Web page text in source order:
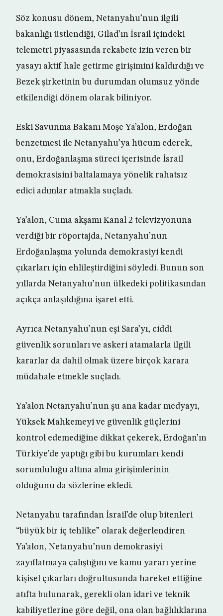
Söz konusu dönem, Netanyahu’nun ilgili
bakanlığı üstlendiği, Gilad’ın İsrail içindeki
telemetri piyasasında rekabete izin veren bir
yasayı aktif hale getirme girişimini kaldırdığı ve
Bezek şirketinin bu durumdan olumsuz yönde
etkilendiği dönem olarak biliniyor.
Eski Savunma Bakanı Moşe Ya’alon, Erdoğan
benzetmesi ile Netanyahu’ya hücum ederek,
onu, Erdoğanlaşma süreci içerisinde İsrail
demokrasisini baltalamaya yönelik rahatsız
edici adımlar atmakla suçladı.
Ya’alon, Cuma akşamı Kanal 2 televizyonuna
verdiği bir röportajda, Netanyahu’nun
Erdoğanlaşma yolunda demokrasiyi kendi
çıkarları için ehlileştirdiğini söyledi. Bunun son
yıllarda Netanyahu’nun ülkedeki politikasından
açıkça anlaşıldığına işaret etti.
Ayrıca Netanyahu’nun eşi Sara’yı, ciddi
güvenlik sorunları ve askeri atamalarla ilgili
kararlar da dahil olmak üzere birçok karara
müdahale etmekle suçladı.
Ya’alon Netanyahu’nun şu ana kadar medyayı,
Yüksek Mahkemeyi ve güvenlik güçlerini
kontrol edemediğine dikkat çekerek, Erdoğan’ın
Türkiye’de yaptığı gibi bu kurumları kendi
sorumluluğu altına alma girişimlerinin
olduğunu da sözlerine ekledi.
Netanyahu tarafından İsrail’de olup bitenleri
“büyük bir iç tehlike” olarak değerlendiren
Ya’alon, Netanyahu’nun demokrasiyi
zayıflatmaya çalıştığını ve kamu yararı yerine
kişisel çıkarları doğrultusunda hareket ettiğine
atıfta bulunarak, gerekli olan idari ve teknik
kabiliyetlerine göre değil, ona olan bağlılıklarına